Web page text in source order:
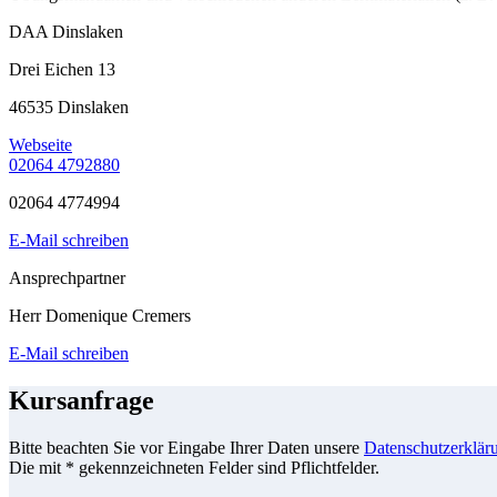
DAA Dinslaken
Drei Eichen 13
46535 Dinslaken
Webseite
02064 4792880
02064 4774994
E-Mail schreiben
Ansprechpartner
Herr Domenique Cremers
E-Mail schreiben
Kursanfrage
Bitte beachten Sie vor Eingabe Ihrer Daten unsere
Die mit * gekennzeichneten Felder sind Pflichtfelder.